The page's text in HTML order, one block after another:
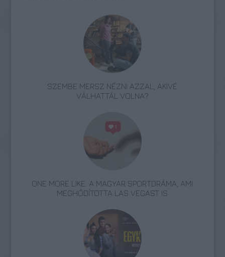
SZEMBE MERSZ NÉZNI AZZAL, AKIVÉ
VÁLHATTÁL VOLNA?
ONE MORE LIKE: A MAGYAR SPORTDRÁMA, AMI
MEGHÓDÍTOTTA LAS VEGAST IS